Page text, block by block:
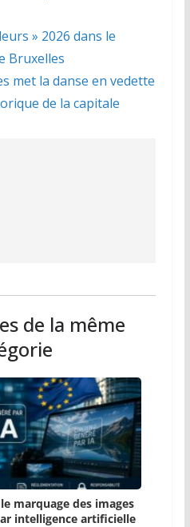
» 2026 dans le
Bruxelles
met la danse en vedette
de la capitale
de la même
marquage des images
intelligence artificielle